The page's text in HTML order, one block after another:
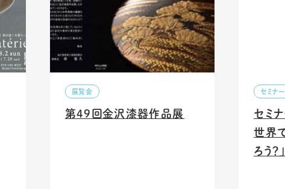
展覧会
第49回金沢漆器作品展
セミナ
セミ
世界
ろう